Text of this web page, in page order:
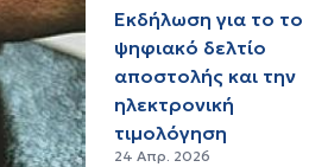
Εκδήλωση για το το
ψηφιακό δελτίο
αποστολής και την
ηλεκτρονική
τιμολόγηση
24 Απρ. 2026